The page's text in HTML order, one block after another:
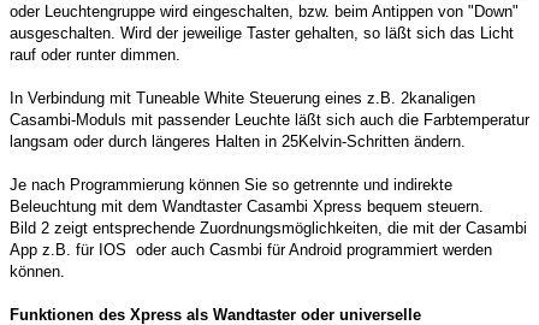
oder Leuchtengruppe wird eingeschalten, bzw. beim Antippen von "Down"
ausgeschalten. Wird der jeweilige Taster gehalten, so läßt sich das Licht
rauf oder runter dimmen.
In Verbindung mit Tuneable White Steuerung eines z.B. 2kanaligen
Casambi-Moduls mit passender Leuchte läßt sich auch die Farbtemperatur
langsam oder durch längeres Halten in 25Kelvin-Schritten ändern.
Je nach Programmierung können Sie so getrennte und indirekte
Beleuchtung mit dem Wandtaster Casambi Xpress bequem steuern.
Bild 2 zeigt entsprechende Zuordnungsmöglichkeiten, die mit der Casambi
App z.B. für IOS oder auch Casmbi für Android programmiert werden
können.
Funktionen des Xpress als Wandtaster oder universelle